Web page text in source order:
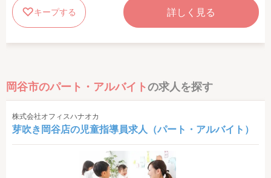
キープする 詳しく見る
岡谷市のパート・アルバイトの求人を探す
株式会社オフィスハナオカ
芽吹き岡谷店の児童指導員求人（パート・アルバイト）